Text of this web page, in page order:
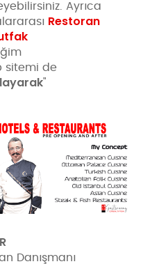
Ayrıca
Restoran
sitemi de
"
Danışmanı